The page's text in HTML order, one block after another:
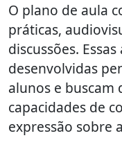
O plano de aula
práticas,
discussões.
desenvolvidas
alunos e buscam
capacidades de
expressão sobre